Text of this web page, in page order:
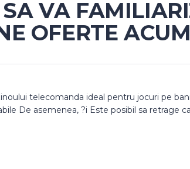
VA
OFERTE
telecomanda ideal pentru jocuri pe
De asemenea, ?i Este posibil sa retrage